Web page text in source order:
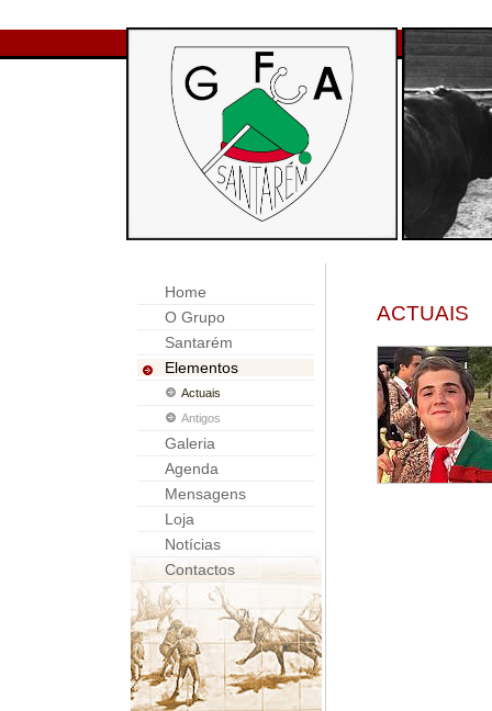
Home
O Grupo
Santarém
Elementos
Actuais
Antigos
Galeria
Agenda
Mensagens
Loja
Notícias
Contactos
ACTUAIS